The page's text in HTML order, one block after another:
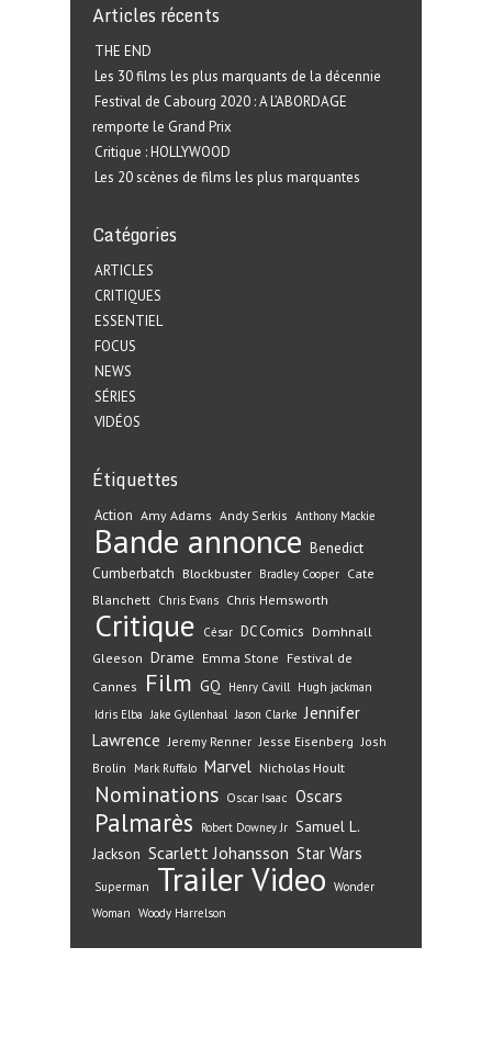
Articles récents
THE END
Les 30 films les plus marquants de la décennie
Festival de Cabourg 2020 : A L’ABORDAGE
remporte le Grand Prix
Critique : HOLLYWOOD
Les 20 scènes de films les plus marquantes
Catégories
ARTICLES
CRITIQUES
ESSENTIEL
FOCUS
NEWS
SÉRIES
VIDÉOS
Étiquettes
Action Amy Adams Andy Serkis Anthony Mackie
Bande annonce Benedict
Cumberbatch Blockbuster Bradley Cooper Cate
Blanchett Chris Evans Chris Hemsworth
Critique César DC Comics Domhnall
Gleeson Drame Emma Stone Festival de
Cannes
Film GQ Henry Cavill Hugh jackman
Idris Elba Jake Gyllenhaal Jason Clarke Jennifer
Lawrence Jeremy Renner Jesse Eisenberg Josh
Brolin
Mark Ruffalo Marvel Nicholas Hoult
Nominations Oscar Isaac Oscars
Palmarès Robert Downey Jr Samuel L.
Jackson Scarlett Johansson Star Wars
Superman TrailerVideo Wonder
Woman Woody Harrelson